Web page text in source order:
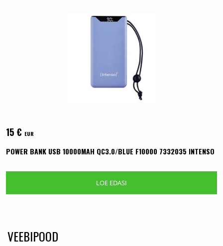
15 € EUR
POWER BANK USB 10000MAH QC3.0/BLUE F10000 7332035 INTENSO
LOE EDASI
VEEBIPOOD